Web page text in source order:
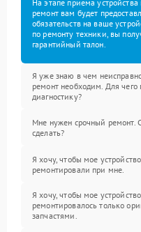
На этапе приема
ремонт вам будет
обязательств на ваше
по ремонту техники, вы
гарантийный талон.
Я уже знаю в чем
ремонт необходим. Для чего
диагностику?
Мне нужен срочный ремонт.
сделать?
Я хочу, чтобы мое устройство
ремонтировали при мне.
Я хочу, чтобы мое устройство
ремонтировалось только
запчастями.